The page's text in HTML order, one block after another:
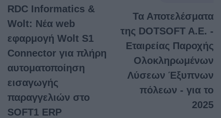
RDC Informatics &
Wolt: Νέα web
εφαρμογή Wolt S1
Connector για πλήρη
αυτοματοποίηση
εισαγωγής
παραγγελιών στο
SOFT1 ERP
Τα Αποτελέσματα
της DOTSOFT A.E. -
Εταιρείας Παροχής
Ολοκληρωμένων
Λύσεων Έξυπνων
πόλεων - για το
2025